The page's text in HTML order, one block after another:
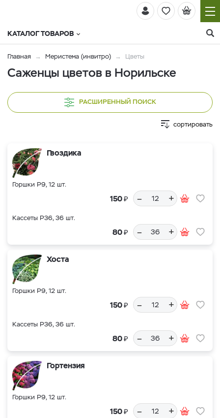
КАТАЛОГ ТОВАРОВ
Главная Меристема (инвитро) Цветы
Саженцы цветов в Норильске
РАСШИРЕННЫЙ ПОИСК
сортировать
Гвоздика
Горшки Р9, 12 шт.
150₽ – +
Кассеты Р36, 36 шт.
80₽ – +
Хоста
Горшки Р9, 12 шт.
150₽ – +
Кассеты Р36, 36 шт.
80₽ – +
Гортензия
Горшки Р9, 12 шт.
150₽ – +